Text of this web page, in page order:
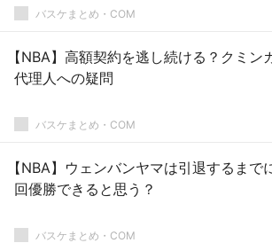
バスケまとめ・COM
【NBA】高額契約を逃し続ける？クミン
代理人への疑問
バスケまとめ・COM
【NBA】ウェンバンヤマは引退するまで
回優勝できると思う？
バスケまとめ・COM